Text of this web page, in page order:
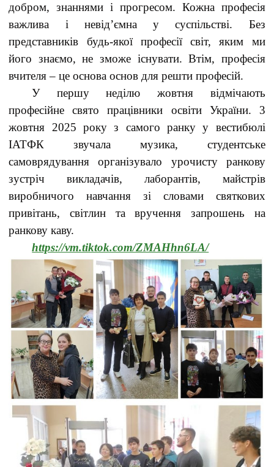
добром, знаннями і прогресом. Кожна професія
важлива і невід’ємна у суспільстві. Без
представників будь-якої професії світ, яким ми
його знаємо, не зможе існувати. Втім, професія
вчителя – це основа основ для решти професій.
У першу неділю жовтня відмічають
професійне свято працівники освіти України. 3
жовтня 2025 року з самого ранку у вестибюлі
ІАТФК звучала музика, студентське
самоврядування організувало урочисту ранкову
зустріч викладачів, лаборантів, майстрів
виробничого навчання зі словами святкових
привітань, світлин та вручення запрошень на
ранкову каву.
https://vm.tiktok.com/ZMAHhn6LA/